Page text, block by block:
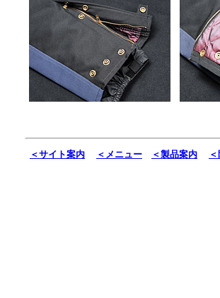
＜サイト案内 ＜メニュー ＜製品案内